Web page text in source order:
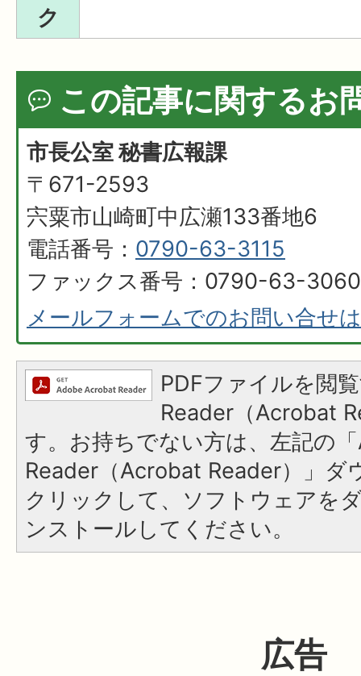
ク
この記事に関するお
市長公室 秘書広報課
〒671-2593
宍粟市山崎町中広瀬133番地6
電話番号： 0790-63-3115
ファックス番号：0790-63-3060
メールフォームでのお問い合せ
PDFファイルを閲
Reader（Acrobat
す。お持ちでない方は、左記の
Reader（Acrobat Reader）」ダ
クリックして、ソフトウェアを
ンストールしてください。
広告